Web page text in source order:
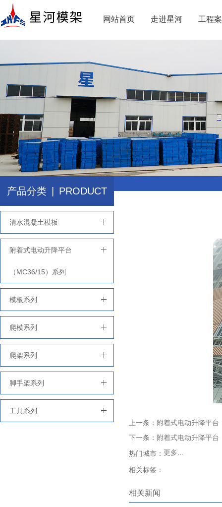
网站首页 走进星河 工程
产品分类 PRODUCT
清水混凝土模板
附着式电动升降平台
（MC36/15）系列
模板系列
爬模系列
爬架系列
脚手架系列
工具系列
上一条： 附着式电动升降平台
下一条： 附着式电动升降平台
热门城市： 更多...
相关标签：
相关新闻